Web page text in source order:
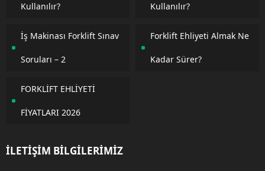
Kullanılır? Kullanılır?
İş Makinası Forklift Sınav
Soruları – 2
Forklift Ehliyeti Almak Ne
Kadar Sürer?
FORKLİFT EHLİYETİ
FİYATLARI 2026
İLETİŞİM BİLGİLERİMİZ